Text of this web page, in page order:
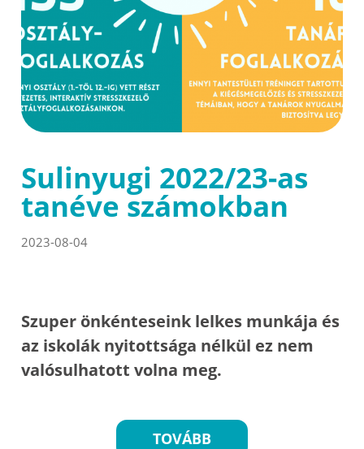
Sulinyugi 2022/23-as
tanéve számokban
2023-08-04
Szuper önkénteseink lelkes munkája és
az iskolák nyitottsága nélkül ez nem
valósulhatott volna meg.
TOVÁBB